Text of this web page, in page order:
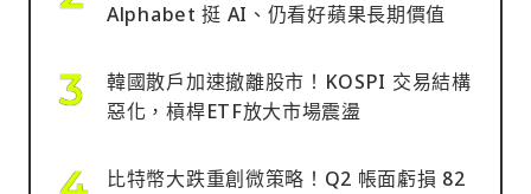
Alphabet 挺 AI、仍看好蘋果長期價值
韓國散戶加速撤離股市！KOSPI 交易結構
惡化，槓桿ETF放大市場震盪
比特幣大跌重創微策略！Q2 帳面虧損 82